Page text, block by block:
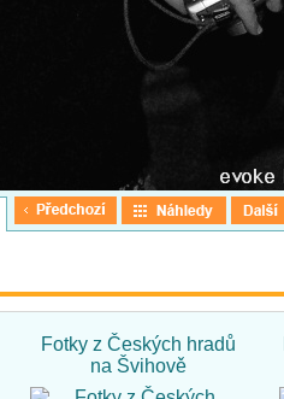
Fotky z Českých hradů
na Švihově